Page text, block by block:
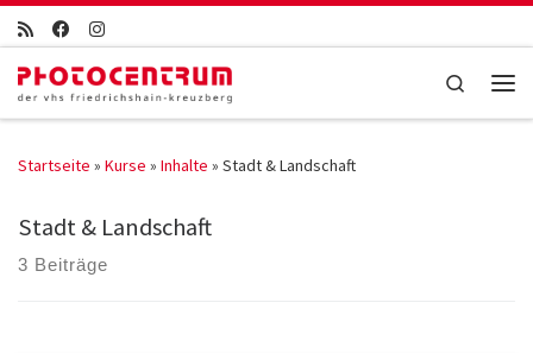
Zum Inhalt springen
Search
Startseite » Kurse » Inhalte » Stadt & Landschaft
Stadt & Landschaft
3 Beiträge